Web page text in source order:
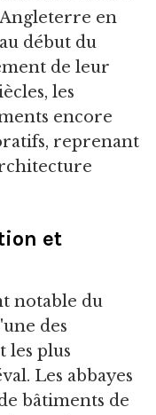
en
début du
de leur
les
encore
reprenant
et
notable du
des
les plus
Les abbayes
bâtiments de